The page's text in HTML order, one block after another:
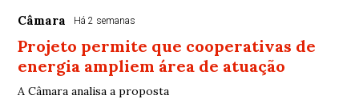
Câmara Há 2 semanas
Projeto permite que cooperativas de
energia ampliem área de atuação
A Câmara analisa a proposta